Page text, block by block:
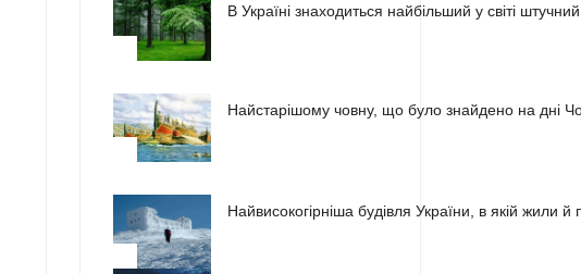
В Україні знаходиться найбільший у світі штучний
Найстарішому човну, що було знайдено на дні
Найвисокогірніша будівля України, в якій жили